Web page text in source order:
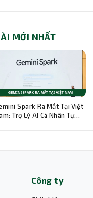
MỚI NHẤT
Spark Ra Mắt Tại Việt
Trợ Lý AI Cá Nhân Tự
Công ty